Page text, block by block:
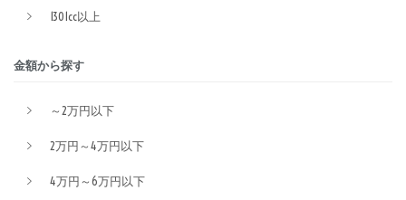
1301cc以上
金額から探す
～2万円以下
2万円～4万円以下
4万円～6万円以下